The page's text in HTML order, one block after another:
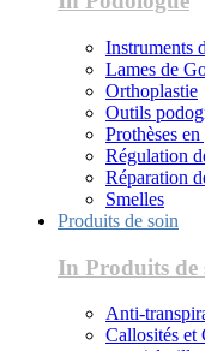
Instruments
Lames de
Orthoplastie
Outils
Prothèses en
Régulation
Réparation
Smelles
Produits de soin
In Produits de
Anti-
Callosités et